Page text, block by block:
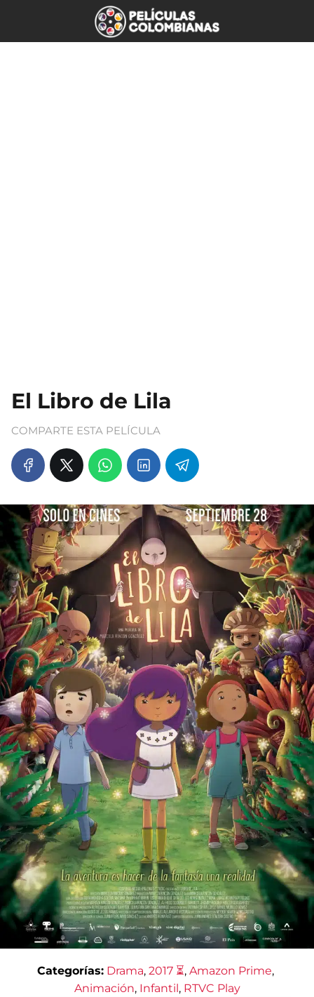
El Libro de Lila
COMPARTE ESTA PELÍCULA
Categorías: Drama, 2017 ⏳, Amazon Prime
Animación, Infantil, RTVC Play